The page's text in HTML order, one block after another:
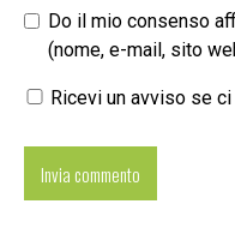
Do il mio consenso
(nome, e-mail, sito
Ricevi un avviso se